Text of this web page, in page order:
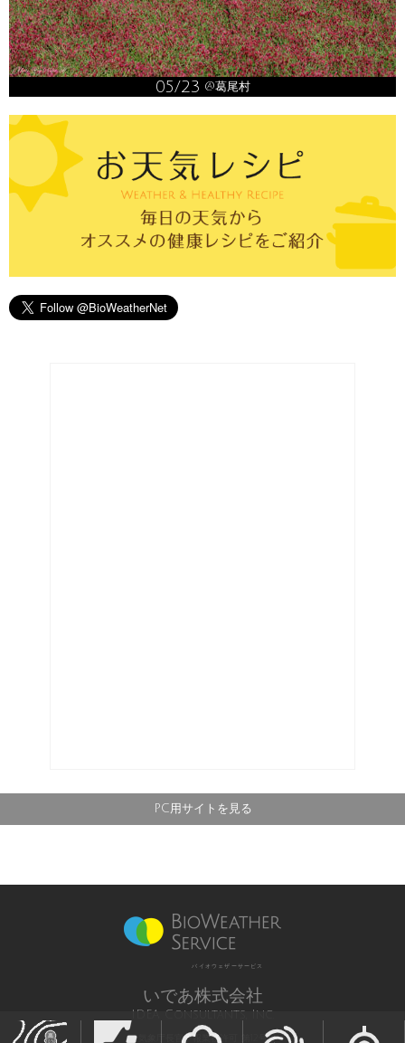
05/23 @葛尾村
PC用サイトを見る
バイオウェザーサービス
いであ株式会社
IDEA Consultants, Inc.
気象庁長官予報業務許可 第12号